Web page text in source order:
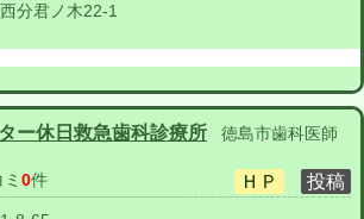
分君ノ木22-1
ー休日救急歯科診療所
徳島市歯科医師
0件